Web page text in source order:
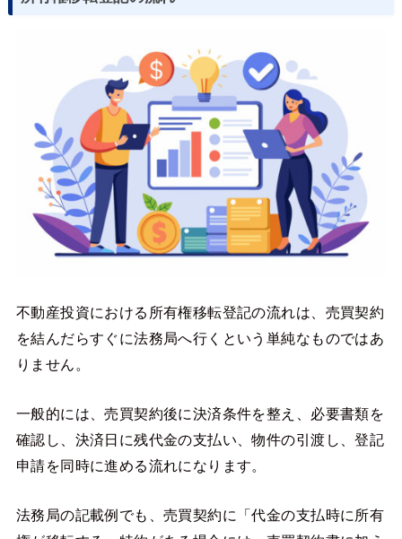
不動産投資における所有権移転登記の流れは、売買契約
を結んだらすぐに法務局へ行くという単純なものではあ
りません。
一般的には、売買契約後に決済条件を整え、必要書類を
確認し、決済日に残代金の支払い、物件の引渡し、登記
申請を同時に進める流れになります。
法務局の記載例でも、売買契約に「代金の支払時に所有